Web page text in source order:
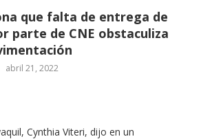
que falta de entrega de
parte de CNE obstaculiza
abril 21, 2022
Cynthia Viteri, dijo en un